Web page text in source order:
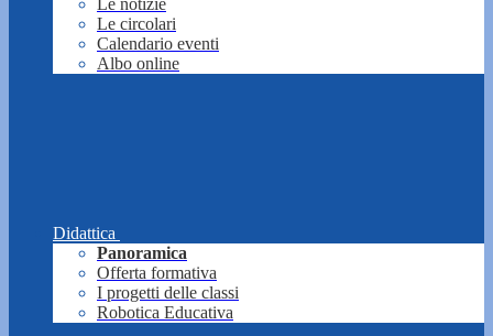
Le notizie
Le circolari
Calendario eventi
Albo online
Didattica
Panoramica
Offerta formativa
I progetti delle classi
Robotica Educativa